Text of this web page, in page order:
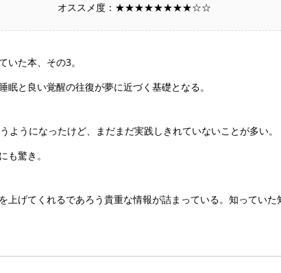
オススメ度：★★★★★★★★☆☆
いた本、その3。
と良い覚醒の往復が夢に近づく基礎となる。
ようになったけど、まだまだ実践しきれていないことが多い。
も驚き。
上げてくれるであろう貴重な情報が詰まっている。知ってい